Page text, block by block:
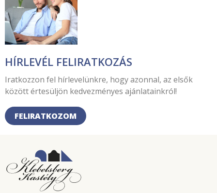
HÍRLEVÉL FELIRATKOZÁS
Iratkozzon fel hírlevelünkre, hogy azonnal, az elsők
között értesüljön kedvezményes ajánlatainkról!
FELIRATKOZOM